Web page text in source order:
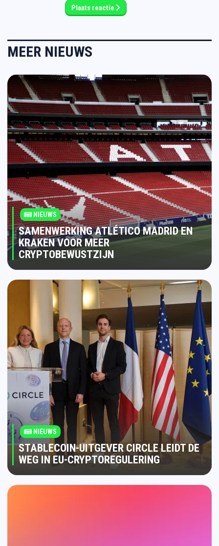
Plaats reactie
MEER NIEUWS
NIEUWS
SAMENWERKING ATLÉTICO MADRID EN
KRAKEN VOOR MEER
CRYPTOBEWUSTZIJN
NIEUWS
STABLECOIN-UITGEVER CIRCLE LEIDT DE
WEG IN EU-CRYPTOREGULERING